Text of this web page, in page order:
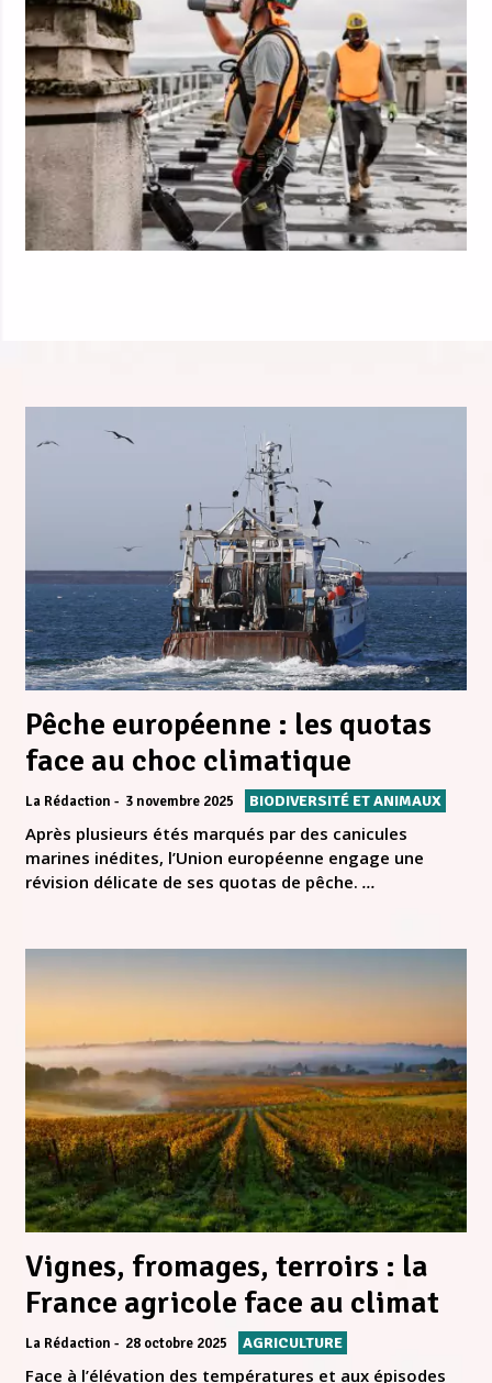
Pêche européenne : les quotas
face au choc climatique
La Rédaction 3 novembre 2025 BIODIVERSITÉ ET ANIMAUX
Après plusieurs étés marqués par des canicules
marines inédites, l’Union européenne engage une
révision délicate de ses quotas de pêche. ...
Vignes, fromages, terroirs : la
France agricole face au climat
La Rédaction 28 octobre 2025 AGRICULTURE
Face à l’élévation des températures et aux épisodes